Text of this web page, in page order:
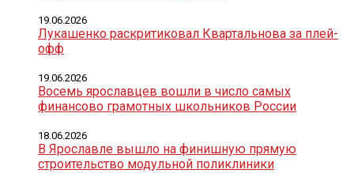
Лукашенко раскритиковал Квартальнова за плей-
офф
19.06.2026
Восемь ярославцев вошли в число самых
финансово грамотных школьников России
19.06.2026
В Ярославле вышло на финишную прямую
строительство модульной поликлиники
18.06.2026